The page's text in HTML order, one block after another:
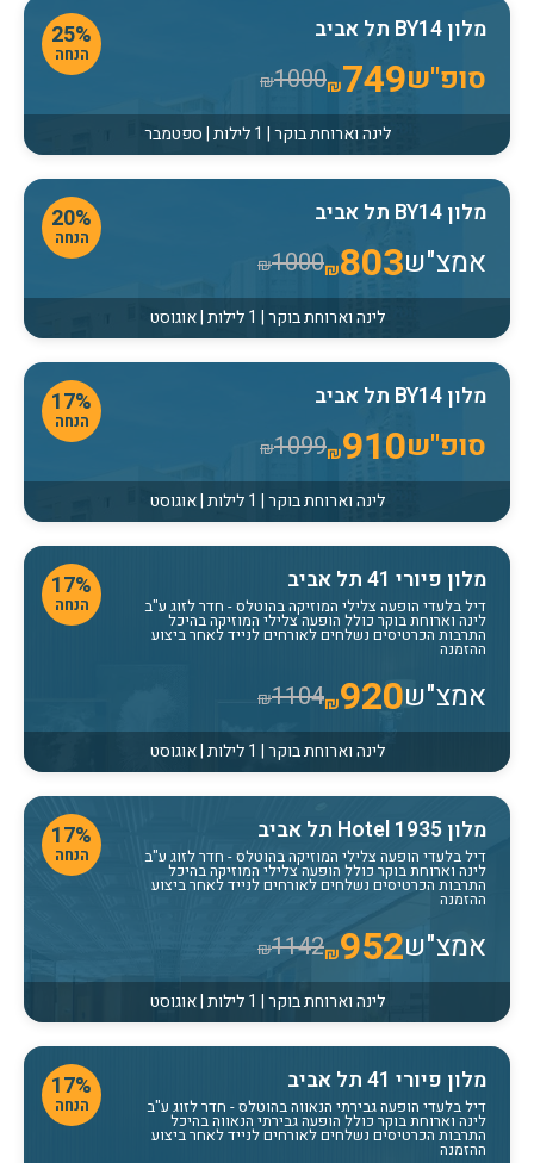
17%
הנחה
מלון פיורי 41 תל אביב
דיל בלעדי הופעה גבירתי הנאווה בהוטלס- חדר לזוג ע"ב
לינה וארוחת בוקר כולל הופעה גבירתי הנאווה בהיכל
התרבות הכרטיסים נשלחים לאורחים לנייד לאחר ביצוע
ההזמנה
17%
הנחה
מלון פיורי 41 תל אביב
דיל בלעדי הופעה צלילי המוזיקה בהוטלס- חדר לזוג ע"ב
לינה וארוחת בוקר כולל הופעה צלילי המוזיקה בהיכל
התרבות הכרטיסים נשלחים לאורחים לנייד לאחר ביצוע
ההזמנה
אמצ"ש ₪920
₪1104
לינה וארוחת בוקר | 1 לילות | אוגוסט
17%
הנחה
מלון Hotel 1935 תל אביב
דיל בלעדי הופעה צלילי המוזיקה בהוטלס- חדר לזוג ע"ב
לינה וארוחת בוקר כולל הופעה צלילי המוזיקה בהיכל
התרבות הכרטיסים נשלחים לאורחים לנייד לאחר ביצוע
ההזמנה
אמצ"ש ₪952
₪1142
לינה וארוחת בוקר | 1 לילות | אוגוסט
20%
הנחה
מלון BY14 תל אביב
אמצ"ש ₪803
₪1000
לינה וארוחת בוקר | 1 לילות | אוגוסט
17%
הנחה
מלון BY14 תל אביב
סופ"ש ₪910
₪1099
לינה וארוחת בוקר | 1 לילות | אוגוסט
25%
הנחה
מלון BY14 תל אביב
סופ"ש ₪749
₪1000
לינה וארוחת בוקר | 1 לילות | ספטמבר